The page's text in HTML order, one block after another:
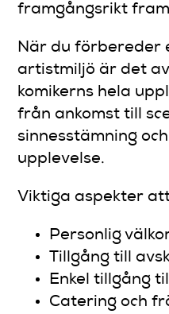
framgångsrikt
När du förbereder
artistmiljö är det
komikerns hela
från ankomst till
sinnesstämning
upplevelse.
Viktiga aspekter
Personlig
Tillgång till
Enkel tillgång
Catering och